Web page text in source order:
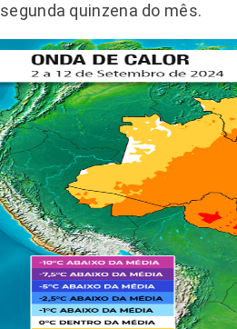
segunda quinzena do mês.